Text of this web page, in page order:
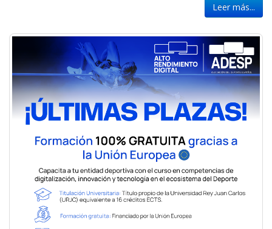
Leer más...